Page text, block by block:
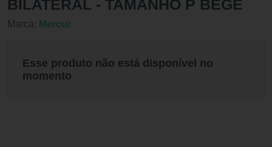
BILATERAL - TAMANHO P BEGE
Marca: Mercur
Esse produto não está disponível no
momento